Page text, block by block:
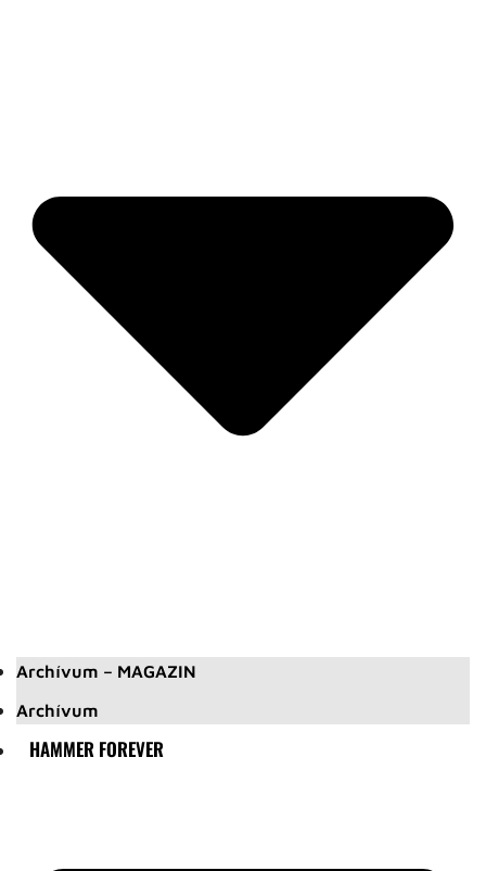
Archívum – MAGAZIN
Archívum
HAMMER FOREVER